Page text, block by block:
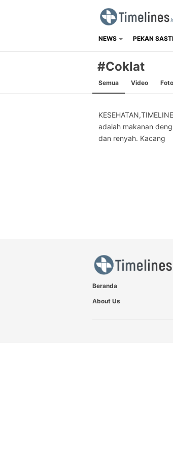
Timelines.id
Media Literasi,
NEWS PEKAN
#Coklat
Semua Video Foto
adalah makanan
dan renyah. Kacang
Beranda
About Us